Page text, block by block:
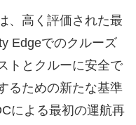
、高く評価された最
Edgeでのクルーズ
トとクルーに安全で
るための新たな基準
による最初の運航再